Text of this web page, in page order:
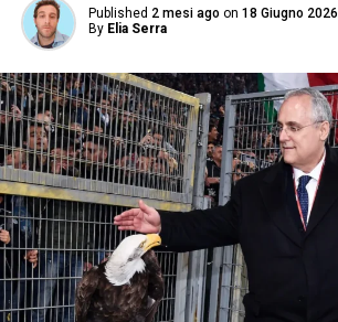
Published 2 mesi ago on 18 Giugno 2026
By Elia Serra